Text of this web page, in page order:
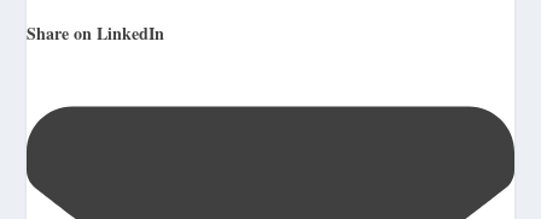
Share on LinkedIn